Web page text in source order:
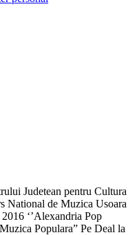
Judetean pentru Cultura
National de Muzica Usoara
‘’Alexandria Pop
Populara” Pe Deal la